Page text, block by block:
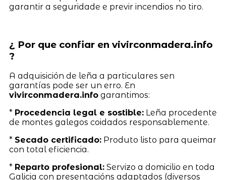
garantir a seguridade e previr incendios no tiro.
¿ Por que confiar en vivirconmadera.info
?
A adquisición de leña a particulares sen
garantías pode ser un erro. En
vivirconmadera.infogarantimos:
* Procedencia legal e sostible:Leña procedente
de montes galegos coidados responsablemente.
* Secado certificado:Produto listo para queimar
con total eficiencia.
* Reparto profesional:Servizo a domicilio en toda
Galicia con presentacións adaptados (diversos